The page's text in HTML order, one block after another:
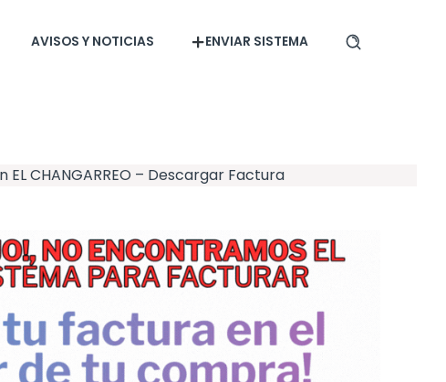
AVISOS Y NOTICIAS ENVIAR SISTEMA
EL CHANGARREO – Descargar Factura